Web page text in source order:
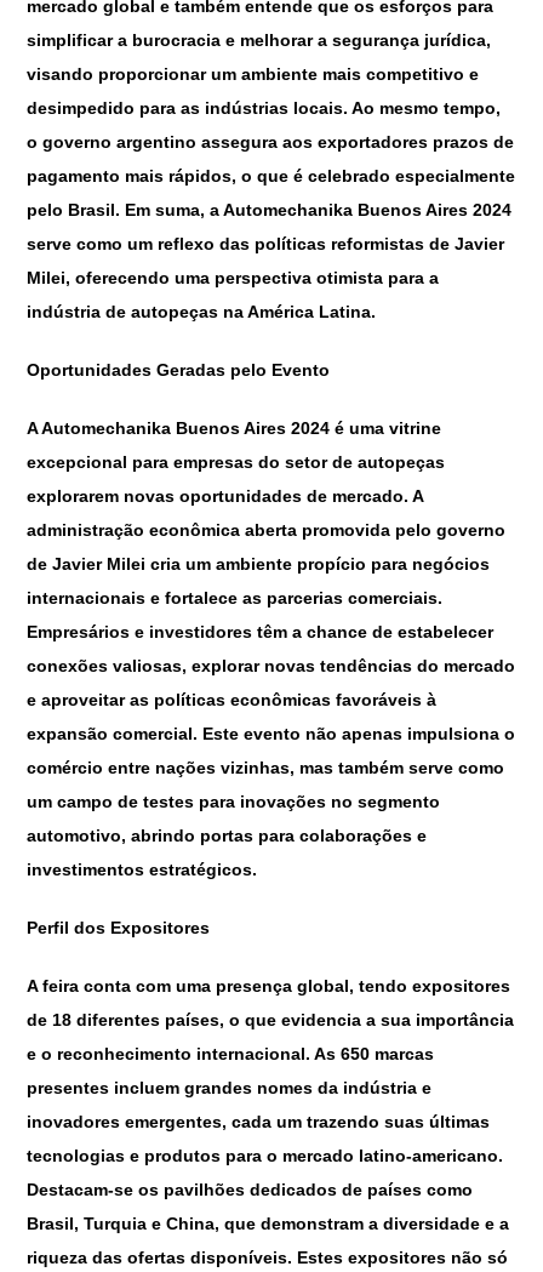
mercado global e também entende que os esforços para
simplificar a burocracia e melhorar a segurança jurídica,
visando proporcionar um ambiente mais competitivo e
desimpedido para as indústrias locais. Ao mesmo tempo,
o governo argentino assegura aos exportadores prazos de
pagamento mais rápidos, o que é celebrado especialmente
pelo Brasil. Em suma, a Automechanika Buenos Aires 2024
serve como um reflexo das políticas reformistas de Javier
Milei, oferecendo uma perspectiva otimista para a
indústria de autopeças na América Latina.
Oportunidades Geradas pelo Evento
A Automechanika Buenos Aires 2024 é uma vitrine
excepcional para empresas do setor de autopeças
explorarem novas oportunidades de mercado. A
administração econômica aberta promovida pelo governo
de Javier Milei cria um ambiente propício para negócios
internacionais e fortalece as parcerias comerciais.
Empresários e investidores têm a chance de estabelecer
conexões valiosas, explorar novas tendências do mercado
e aproveitar as políticas econômicas favoráveis à
expansão comercial. Este evento não apenas impulsiona o
comércio entre nações vizinhas, mas também serve como
um campo de testes para inovações no segmento
automotivo, abrindo portas para colaborações e
investimentos estratégicos.
Perfil dos Expositores
A feira conta com uma presença global, tendo expositores
de 18 diferentes países, o que evidencia a sua importância
e o reconhecimento internacional. As 650 marcas
presentes incluem grandes nomes da indústria e
inovadores emergentes, cada um trazendo suas últimas
tecnologias e produtos para o mercado latino-americano.
Destacam-se os pavilhões dedicados de países como
Brasil, Turquia e China, que demonstram a diversidade e a
riqueza das ofertas disponíveis. Estes expositores não só